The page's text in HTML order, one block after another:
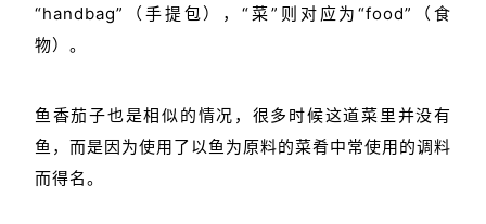
“handbag”（手提包），“菜”则对应为“food”（食
物）。
鱼香茄子也是相似的情况，很多时候这道菜里并没有
鱼，而是因为使用了以鱼为原料的菜肴中常使用的调料
而得名。